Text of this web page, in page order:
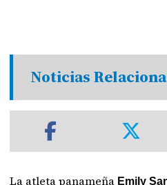
Noticias
La atleta panameña Emily